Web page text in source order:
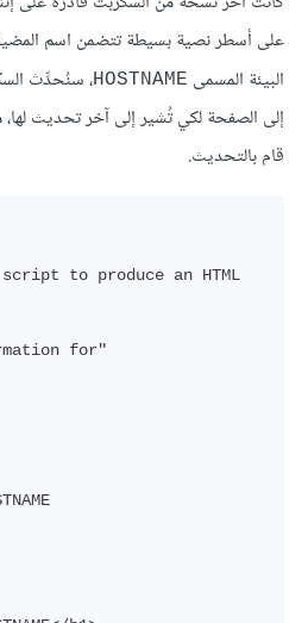
على أسطر نصية بسيطة تتضمن اسم
البيئة المسمى HOSTNAME، سنُحدِّث
إلى الصفحة لكي تُشير إلى آخر تحديث
قام بالتحديث.
to produce an HTML
for"